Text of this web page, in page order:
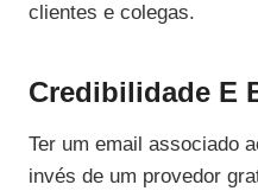
clientes e colegas.
Credibilidade E
Ter um email associado
invés de um provedor